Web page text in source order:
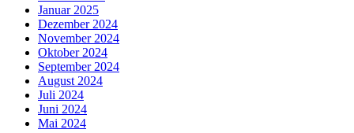
Januar 2025
Dezember 2024
November 2024
Oktober 2024
September 2024
August 2024
Juli 2024
Juni 2024
Mai 2024